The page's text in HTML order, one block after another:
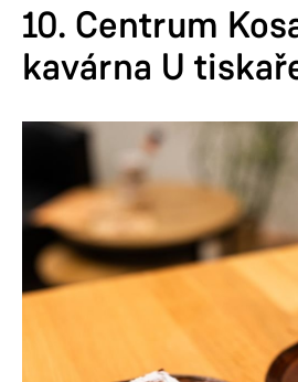
10. Centrum
kavárna U